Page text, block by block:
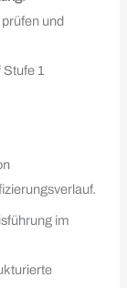
und
Stufe 1
im